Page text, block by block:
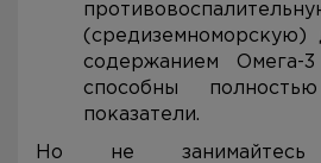
(средиземноморскую)
содержанием Омега-
способны
показатели.
Но не занимайтесь